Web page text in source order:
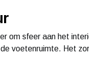
om sfeer aan het
voetenruimte. Het